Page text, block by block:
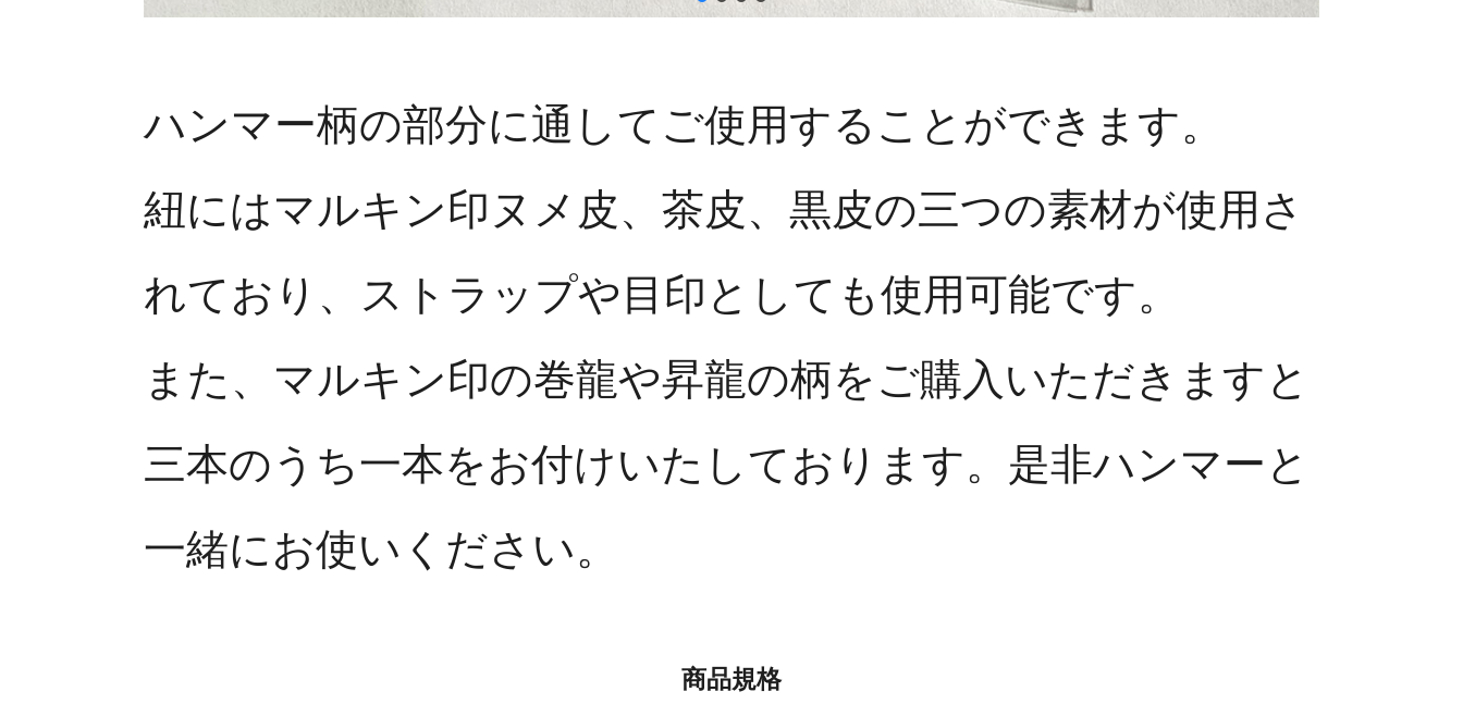
ハンマー柄の部分に通してご使用することができます。
紐にはマルキン印ヌメ皮、茶皮、黒皮の三つの素材が使用さ
れており、ストラップや目印としても使用可能です。
また、マルキン印の巻龍や昇龍の柄をご購入いただきますと
三本のうち一本をお付けいたしております。是非ハンマーと
一緒にお使いください。
商品規格